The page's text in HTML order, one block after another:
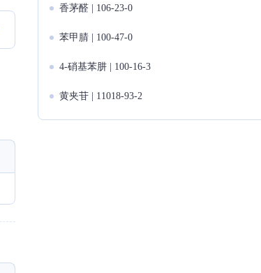
香茅醛 | 106-23-0
苯甲腈 | 100-47-0
4-硝基苯肼 | 100-16-3
黄夹苷 | 11018-93-2